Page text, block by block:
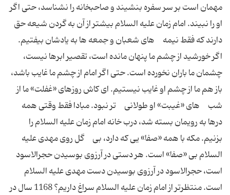
مهمان است بر سر سفره بنشیند و صاحبخانه را نشناسد، حتى اگر
او را نبیند. امام زمان علیه السلام بیشتر از آن به گردن شیعه حق
دارند كه فقط نیمه هاى شعبان و جمعه ها به یادشان بیفتیم.
اگر خورشید از چشم ما پنهان مانده است، تقصیر ابرها نیست،
چشمان ما باران نخورده است. حتى اگر امام از چشم ما غایب باشد،
باز هم ما از چشم او غایب نیستیم. اى كاش روزهاى «غفلت» ما از
شب هاى «غیبت» او طولانى تر نبود. مبادا فقط وقتى همه
درها به رویمان بسته شد، درب خانه امام زمان علیه السلام را
بزنیم. مكه با همه «صفا» یى كه دارد، بى گل روى مهدى علیه
السلام بى «صفا» است. هر دستى در آرزوى بوسیدن حجرالاسود
است، حجرالاسود در آرزوى بوسیدن دست مهدى علیه السلام
است. منتظرتر از امام زمان علیه السلام سراغ داریم؟ 1168 سال در